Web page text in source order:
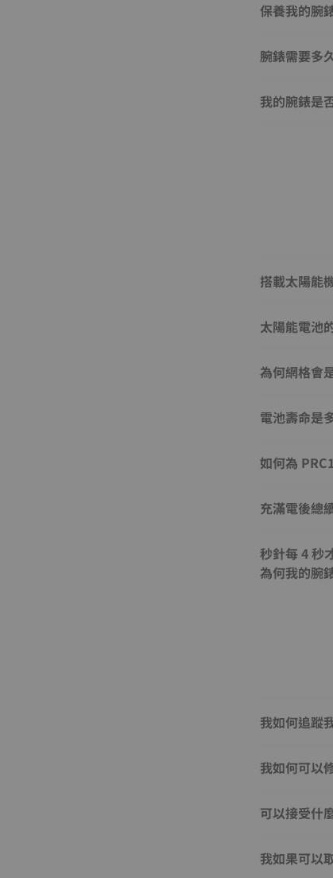
保養我的腕
腕錶需要多
我的腕錶是
搭載太陽能
太陽能電池
為何網格會
電池壽命是
如何為
充滿電後總
秒針每 4 秒
為何我的腕
我如何追蹤
我如何可以
可以接受什
我如果可以